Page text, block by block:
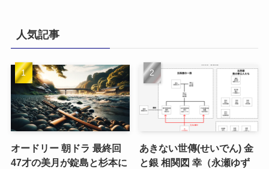
人気記事
オードリー 朝ドラ 最終回
47才の美月が錠島と杉本に
あきない世傳(せいでん) 金
と銀 相関図 幸（永瀬ゆず